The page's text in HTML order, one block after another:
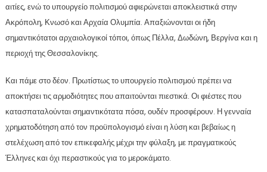
αιτίες, ενώ το υπουργείο πολιτισμού αφιερώνεται αποκλειστικά στην
Ακρόπολη, Κνωσό και Αρχαία Ολυμπία. Απαξιώνονται οι ήδη
σημαντικότατοι αρχαιολογικοί τόποι, όπως Πέλλα, Δωδώνη, Βεργίνα και η
περιοχή της Θεσσαλονίκης.
Και πάμε στο δέον. Πρωτίστως το υπουργείο πολιτισμού πρέπει να
αποκτήσει τις αρμοδιότητες που απαιτούνται πιεστικά. Οι φιέστες που
κατασπαταλούνται σημαντικότατα πόσα, ουδέν προσφέρουν. Η γενναία
χρηματοδότηση από τον προϋπολογισμό είναι η λύση και βεβαίως η
στελέχωση από τον επικεφαλής μέχρι την φύλαξη, με πραγματικούς
Έλληνες και όχι περαστικούς για το μεροκάματο.